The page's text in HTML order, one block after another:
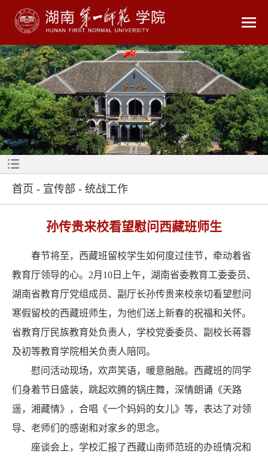
首页 - 宣传部 - 统战工作
孙传贵来校看望慰问西藏班师生
春节将至，西藏班留校学生如何度过佳节，牵动着省
教育厅领导的心。2月10日上午，湖南省委教育工委委员、
湖南省教育厅党组成员、副厅长孙传贵来校亲切看望慰问
寒假留校的西藏班师生，为他们送上新春的祝福和关怀。
省教育厅民族教育处负责人，学校党委委员、副校长蒋蓉
及初等教育学院相关负责人陪同。
慰问活动现场，欢声笑语，暖意融融。西藏班的同学
们身着节日盛装，跳起欢腾的锅庄舞，深情朗诵《天路
遥，湘藏情》，合唱《一个妈妈的女儿》等，表达了对领
导、老师们的感谢和对家乡的思念。
座谈会上，学校汇报了西藏山南师范班的办班情况和